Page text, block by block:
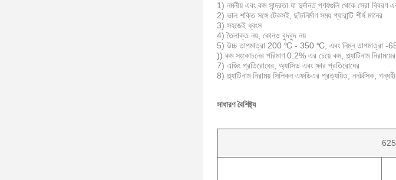
1) নমনীয় এবং কম সান্দ্রতা যা দুর্দান্ত পণ্যগুলি থেকে সেরা বিবরণ
2) ভাল শক্তি সঙ্গে টেকসই, ছাঁচনির্মাণ সময় গ্যারান্টি শীর্ষ মানের
3) সহজেই ধ্বংস
4) তৈলাক্ত নয়, কোনও বুদবুদ নয়
5) উচ্চ তাপমাত্রা 200 ℃ - 350 ℃, এবং নিম্ন তাপমাত্রা -
)) কম সংকোচনের পরিমাণ 0.2% এর চেয়ে কম, প্ল্যাটিনাম
7) এজিং প্রতিরোধের, অ্যাসিড এবং ক্ষার প্রতিরোধের
8) প্ল্যাটিনাম নিরাময় সিলিকন এফডিএর প্রত্যয়িত, ননটক্সিক,
সাধারণ বৈশিষ্ট্য